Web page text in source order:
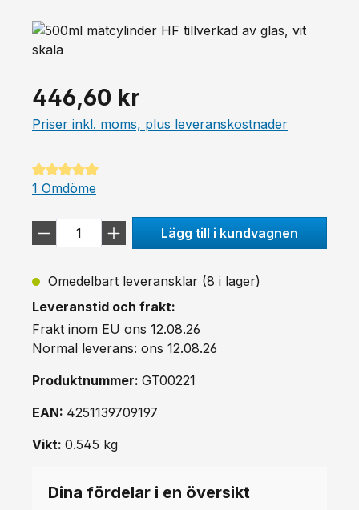
446,60 kr
Priser inkl. moms, plus leveranskostnader
Genomsnittligt betyg på 5 av 5 stjärnor
1 Omdöme
Lägg till i kundvagnen
Omedelbart leveransklar (8 i lager)
Leveranstid och frakt:
Frakt inom EU ons 12.08.26
Normal leverans: ons 12.08.26
Produktnummer: GT00221
EAN: 4251139709197
Vikt: 0.545 kg
Dina fördelar i en översikt